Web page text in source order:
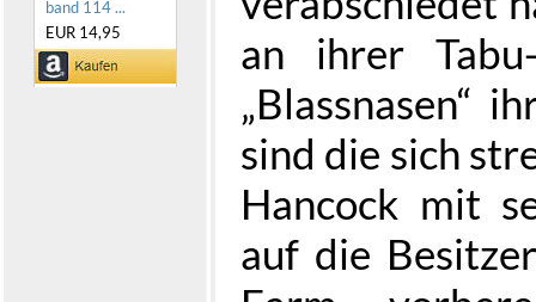
band 114 ...
EUR 14,95
an ihrer
„Blassnasen“
sind die sich
Hancock mit
auf die